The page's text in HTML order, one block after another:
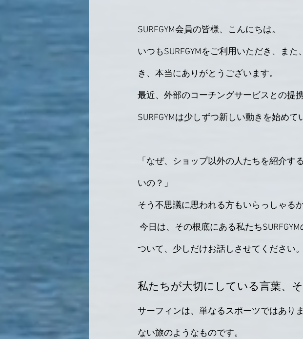
SURFGYM会員の皆様、こんにちは。
いつもSURFGYMをご利用いただき、ま
き、本当にありがとうございます。
最近、外部のコーチングサービスとの提
SURFGYMは少しずつ新しい動きを始めて
「なぜ、ショップ以外の人たちを紹介す
いの？」
そう不思議に思われる方もいらっしゃる
今日は、その根底にある私たちSURFGYM
ついて、少しだけお話しさせてください。
私たちが大切にしている言葉、
サーフィンは、単なるスポーツではあり
ない旅のようなものです。